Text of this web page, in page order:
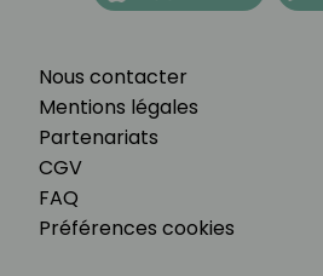
Nous contacter
Mentions légales
Partenariats
CGV
FAQ
Préférences cookies